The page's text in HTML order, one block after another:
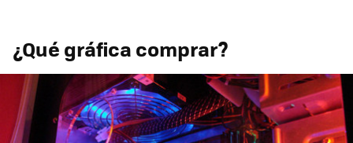
¿Qué gráfica comprar?